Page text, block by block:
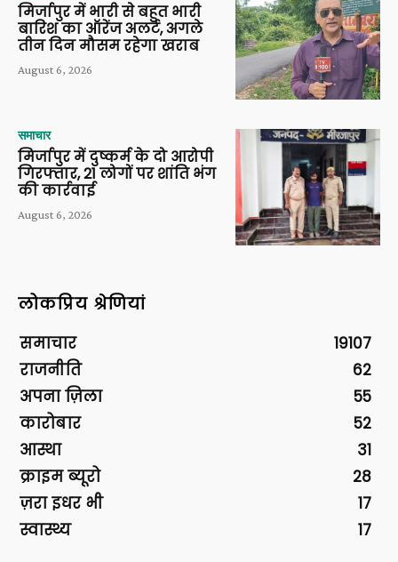
मिर्जापुर में भारी से बहुत भारी
बारिश का ऑरेंज अलर्ट, अगले
तीन दिन मौसम रहेगा खराब
August 6, 2026
समाचार
मिर्जापुर में दुष्कर्म के दो आरोपी
गिरफ्तार, 21 लोगों पर शांति भंग
की कार्रवाई
August 6, 2026
लोकप्रिय श्रेणियां
समाचार
19107
राजनीति
62
अपना ज़िला
55
कारोबार
52
आस्था
31
क्राइम ब्यूरो
28
ज़रा इधर भी
17
स्वास्थ्य
17